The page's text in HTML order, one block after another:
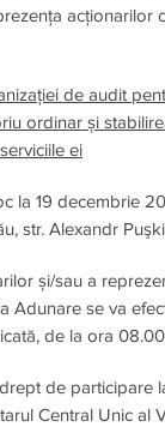
acționarilor
de audit
ordinar și
ei
la 19 decembrie
str. Alexandr
și/sau a
Adunare se va
de la ora
de participare
Central Unic al